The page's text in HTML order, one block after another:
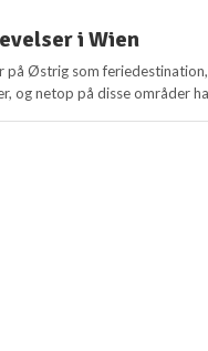
i Wien
på Østrig som
og netop på disse områder